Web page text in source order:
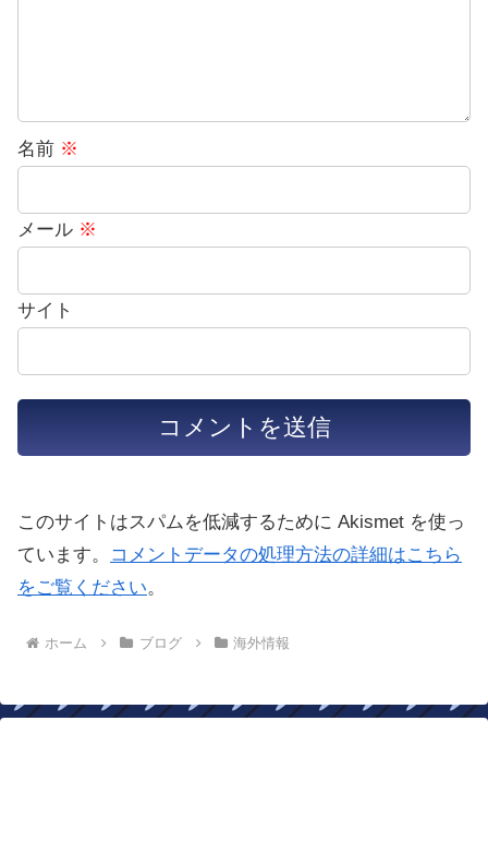
名前 ※
メール ※
サイト
このサイトはスパムを低減するために Akismet を使っ
ています。
コメントデータの処理方法の詳細はこちら
をご覧ください。
ホーム ブログ 海外情報